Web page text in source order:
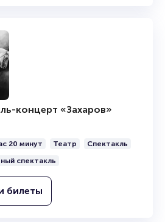
концерт «Захаров»
20 минут Театр
Спектакль
спектакль
билеты